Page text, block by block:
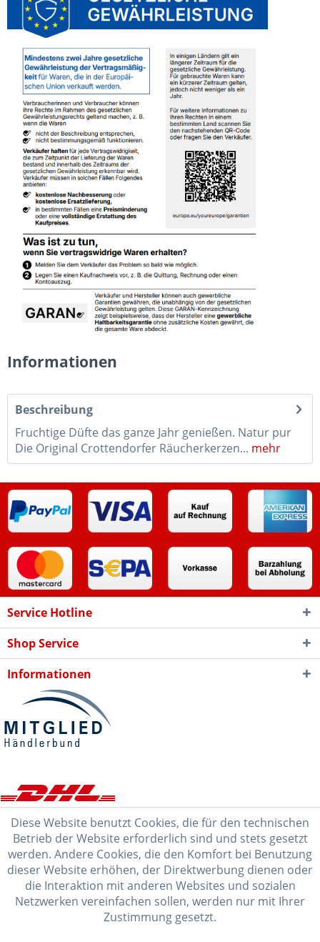
Informationen
Beschreibung
Fruchtige Düfte das ganze Jahr genießen. Natur pur
Die Original Crottendorfer Räucherkerzen... mehr
Service Hotline
Shop Service
Informationen
Diese Website benutzt Cookies, die für den technischen
Betrieb der Website erforderlich sind und stets gesetzt
werden. Andere Cookies, die den Komfort bei Benutzung
dieser Website erhöhen, der Direktwerbung dienen oder
die Interaktion mit anderen Websites und sozialen
Netzwerken vereinfachen sollen, werden nur mit Ihrer
Zustimmung gesetzt.